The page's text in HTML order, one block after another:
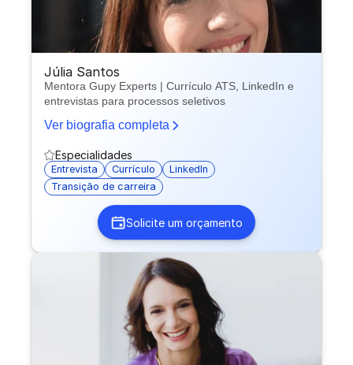
Júlia Santos
Mentora Gupy Experts | Currículo ATS, LinkedIn e
entrevistas para processos seletivos
Ver biografia completa
Especialidades
Entrevista Currículo
LinkedIn
Transição de carreira
Solicite um orçamento